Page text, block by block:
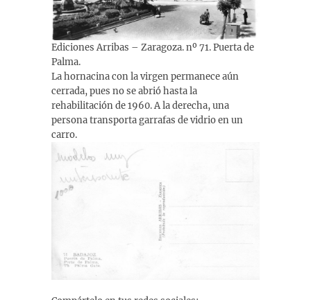
Ediciones Arribas – Zaragoza. nº 71. Puerta de
Palma.
La hornacina con la virgen permanece aún
cerrada, pues no se abrió hasta la
rehabilitación de 1960. A la derecha, una
persona transporta garrafas de vidrio en un
carro.